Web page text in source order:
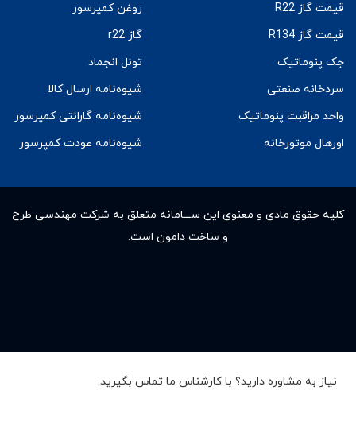
قیمت گاز R22
قیمت گاز R134
جک پنوماتیک
سردخانه صنعتی
واحد مراقبت پنوماتیک
اورهال موتورخانه
روغن کمپرسور
گاز r22
تونل انجماد
شیوه‌نامه ارسال کالا
شیوه‌نامه گارانتی کمپرسور
شیوه‌نامه عودت کمپرسور
کلیه حقوق مادى و معنوى این ســـامانه متعلق به شرکت مهندسی طرح
و ساخت دامون است.
نیاز به مشاوره دارید؟ با کارشناس ما تماس بگیرید.